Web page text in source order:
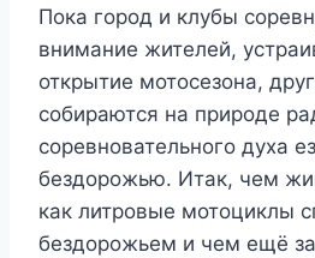
Пока город и клубы
внимание жителей,
открытие мотосезона,
собираются на природе
соревновательного духа
бездорожью. Итак, чем
как литровые мотоциклы
бездорожьем и чем ещё